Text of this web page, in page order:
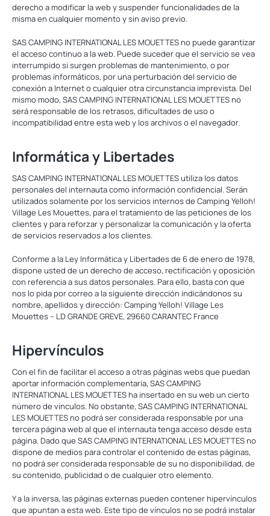
derecho a modificar la web y suspender funcionalidades de la
misma en cualquier momento y sin aviso previo.
SAS CAMPING INTERNATIONAL LES MOUETTES no puede garantizar
el acceso continuo a la web. Puede suceder que el servicio se vea
interrumpido si surgen problemas de mantenimiento, o por
problemas informáticos, por una perturbación del servicio de
conexión a Internet o cualquier otra circunstancia imprevista. Del
mismo modo, SAS CAMPING INTERNATIONAL LES MOUETTES no
será responsable de los retrasos, dificultades de uso o
incompatibilidad entre esta web y los archivos o el navegador.
Informática y Libertades
SAS CAMPING INTERNATIONAL LES MOUETTES utiliza los datos
personales del internauta como información confidencial. Serán
utilizados solamente por los servicios internos de Camping Yelloh!
Village Les Mouettes, para el tratamiento de las peticiones de los
clientes y para reforzar y personalizar la comunicación y la oferta
de servicios reservados a los clientes.
Conforme a la Ley Informática y Libertades de 6 de enero de 1978,
dispone usted de un derecho de acceso, rectificación y oposición
con referencia a sus datos personales. Para ello, basta con que
nos lo pida por correo a la siguiente dirección indicándonos su
nombre, apellidos y dirección: Camping Yelloh! Village Les
Mouettes – LD GRANDE GREVE, 29660 CARANTEC France
Hipervínculos
Con el fin de facilitar el acceso a otras páginas webs que puedan
aportar información complementaria, SAS CAMPING
INTERNATIONAL LES MOUETTES ha insertado en su web un cierto
número de vínculos. No obstante, SAS CAMPING INTERNATIONAL
LES MOUETTES no podrá ser considerada responsable por una
tercera página web al que el internauta tenga acceso desde esta
página. Dado que SAS CAMPING INTERNATIONAL LES MOUETTES no
dispone de medios para controlar el contenido de estas páginas,
no podrá ser considerada responsable de su no disponibilidad, de
su contenido, publicidad o de cualquier otro elemento.
Y a la inversa, las páginas externas pueden contener hipervínculos
que apuntan a esta web. Este tipo de vínculos no se podrá instalar